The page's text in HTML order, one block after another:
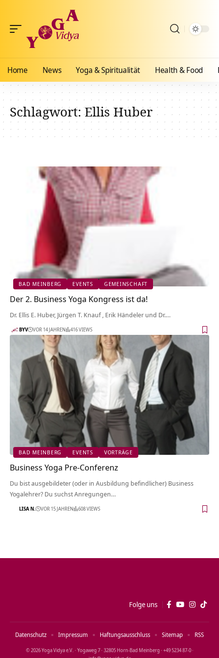
Home News Yoga & Spiritualität Health & Food
Schlagwort:Ellis Huber
BAD MEINBERG EVENTS GEMEINSCHAFT
Der 2. Business Yoga Kongress ist da!
Dr. Ellis E. Huber, Jürgen T. Knauf , Erik Händeler und Dr.…
BYV VOR 14 JAHREN 416 VIEWS
BAD MEINBERG EVENTS VORTRÄGE
Business Yoga Pre-Conferenz
Du bist ausgebildeter (oder in Ausbildung befindlicher) Business
Yogalehrer? Du suchst Anregungen…
LISA N. VOR 15 JAHREN 608 VIEWS
Folge uns
© 2026 Yoga Vidya e.V. · Yogaweg 7 · 32805 Horn‑Bad Meinberg · +49 5234 87‑0 ·
Datenschutz Impressum Haftungsausschluss Sitemap RSS